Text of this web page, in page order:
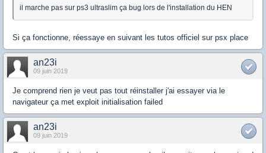
il marche pas sur ps3 ultraslim ça bug lors de l'installation du HEN
Si ça fonctionne, réessaye en suivant les tutos officiel sur psx place
an23i
09 juin 2019
Je comprend rien je veut pas tout réinstaller j'ai essayer via le
navigateur ça met exploit initialisation failed
an23i
09 juin 2019